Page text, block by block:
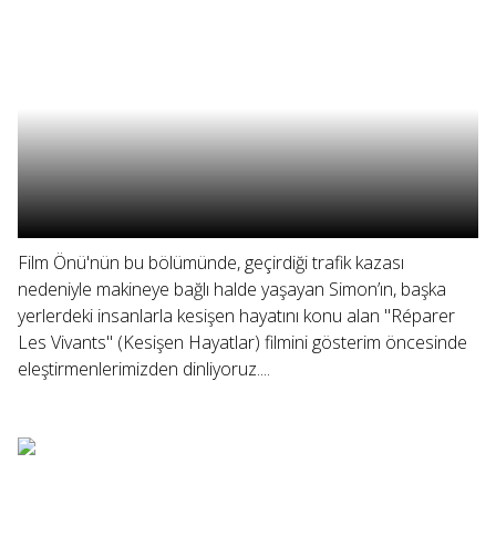
Film Önü'nün bu bölümünde, geçirdiği trafik kazası
nedeniyle makineye bağlı halde yaşayan Simon’ın, başka
yerlerdeki insanlarla kesişen hayatını konu alan "Réparer
Les Vivants" (Kesişen Hayatlar) filmini gösterim öncesinde
eleştirmenlerimizden dinliyoruz....